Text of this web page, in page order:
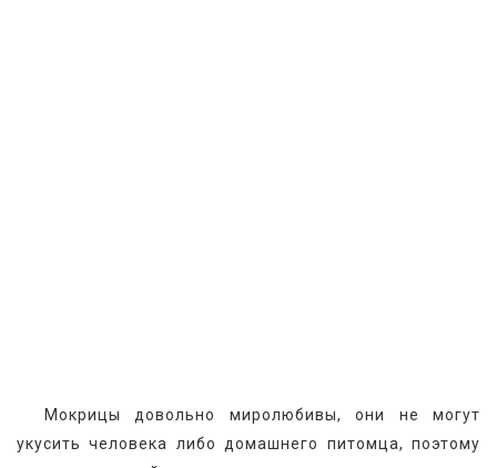
Мокрицы довольно миролюбивы, они не могут
укусить человека либо домашнего питомца, поэтому